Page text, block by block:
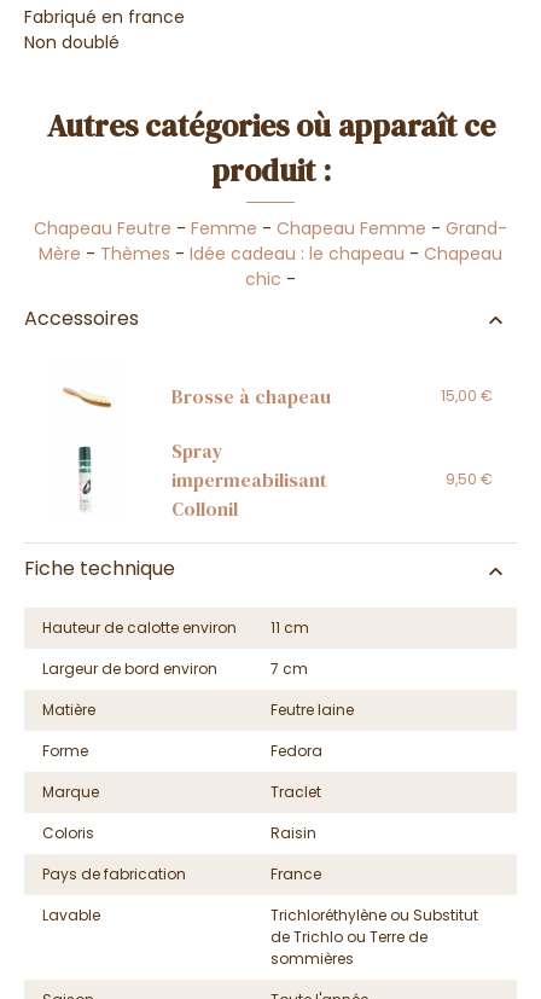
Fabriqué en france
Non doublé
Autres catégories où apparaît ce
produit :
Chapeau Feutre - Femme - Chapeau Femme - Grand-
Mère - Thèmes - Idée cadeau : le chapeau - Chapeau
chic -
Accessoires
Brosse à chapeau 15,00 €
Spray
impermeabilisant
Collonil
9,50 €
Fiche technique
Hauteur de calotte environ
11 cm
Largeur de bord environ
7 cm
Matière
Feutre laine
Forme
Fedora
Marque
Traclet
Coloris
Raisin
Pays de fabrication
France
Lavable
Trichloréthylène ou Substitut
de Trichlo ou Terre de
sommières